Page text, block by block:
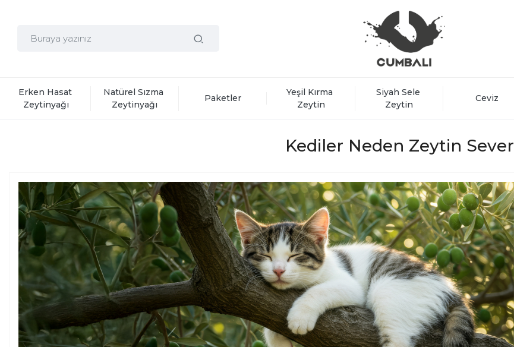
Erken Hasat
Zeytinyağı
Natürel Sızma
Zeytinyağı
Paketler
Yeşil Kırma
Zeytin
Siyah Sele
Zeytin
Ceviz
Kediler Neden Zeytin Sever